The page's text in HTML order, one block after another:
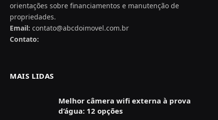
orientações sobre financiamentos e manutenção de
propriedades.
Email: contato@abcdoimovel.com.br
Contato:
MAIS LIDAS
Melhor câmera wifi externa à prova
d’água: 12 opções